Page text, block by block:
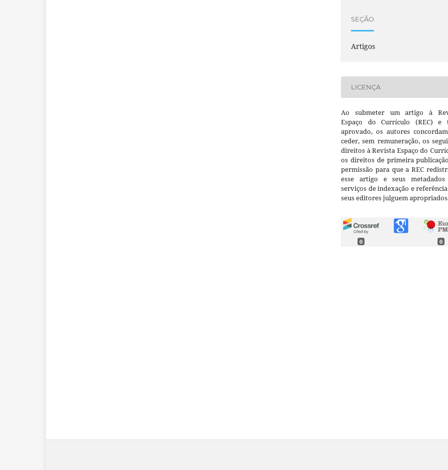
SEÇÃO
Artigos
LICENÇA
Ao submeter um artigo à
Espaço do Currículo (REC) e
aprovado, os autores
ceder, sem remuneração, os
direitos à Revista Espaço do
os direitos de primeira
permissão para que a REC
esse artigo e seus metadados
serviços de indexação e
seus editores julguem
0 0